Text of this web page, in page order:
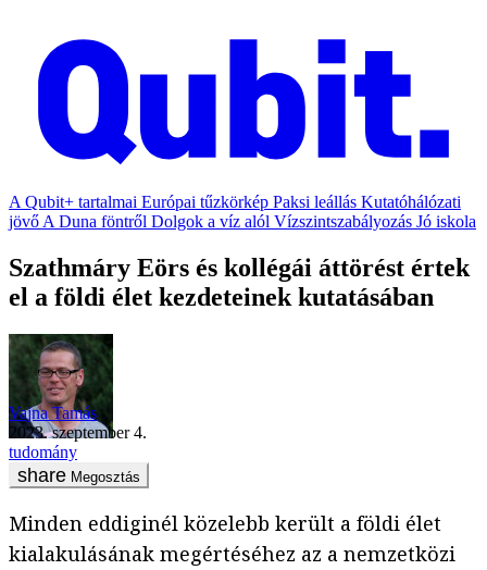
A Qubit+ tartalmai Európai tűzkörkép Paksi leállás Kutatóhálózati
jövő A Duna föntről Dolgok a víz alól Vízszintszabályozás Jó iskola
Szathmáry Eörs és kollégái áttörést értek
el a földi élet kezdeteinek kutatásában
Vajna Tamás
2023. szeptember 4.
tudomány
Megosztás
Minden eddiginél közelebb került a földi élet
kialakulásának megértéséhez az a nemzetközi